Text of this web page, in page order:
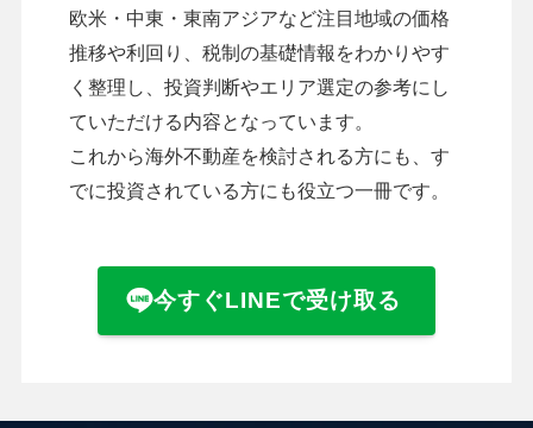
欧米・中東・東南アジアなど注目地域の価格
推移や利回り、税制の基礎情報をわかりやす
く整理し、投資判断やエリア選定の参考にし
ていただける内容となっています。
これから海外不動産を検討される方にも、す
でに投資されている方にも役立つ一冊です。
今すぐLINEで受け取る